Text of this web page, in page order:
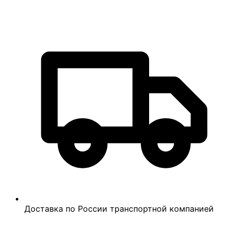
Доставка по России транспортной компанией